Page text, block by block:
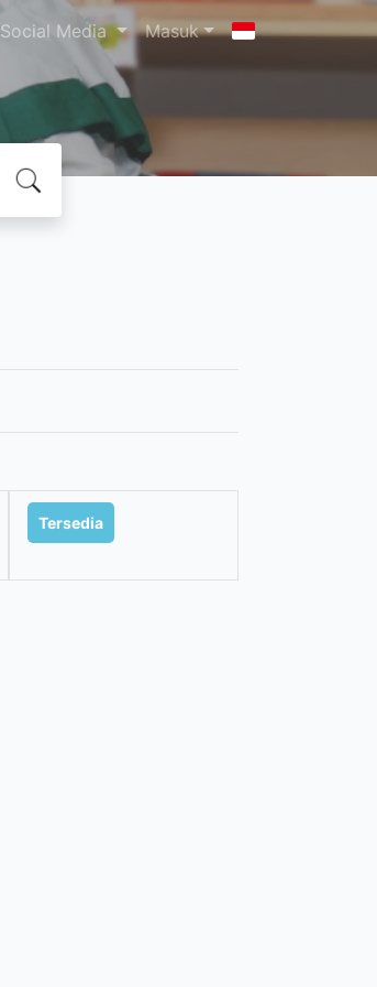
Social Media Masuk
Tersedia